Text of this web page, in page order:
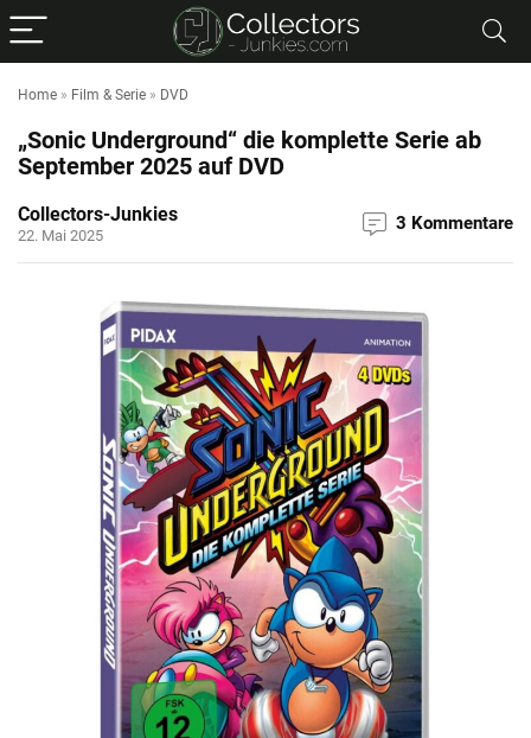
Home » Film & Serie » DVD
„Sonic Underground“ die komplette Serie ab
September 2025 auf DVD
Collectors-Junkies
22. Mai 2025
3 Kommentare